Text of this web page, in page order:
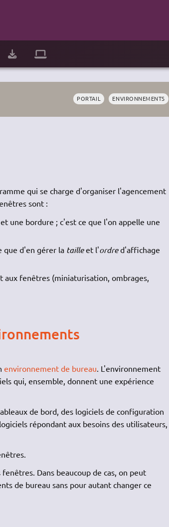
PORTAIL ENVIRONNEMENTS
qui se charge d'organiser l'agencement
sont :
une bordure ; c'est ce que l'on appelle une
que d'en gérer la tailleet l'ordred'affichage
aux fenêtres (miniaturisation, ombrages,
environnement de bureau . L'environnement
qui, ensemble, donnent une expérience
de bord, des logiciels de configuration
répondant aux besoins des utilisateurs,
Dans beaucoup de cas, on peut
de bureau sans pour autant changer ce